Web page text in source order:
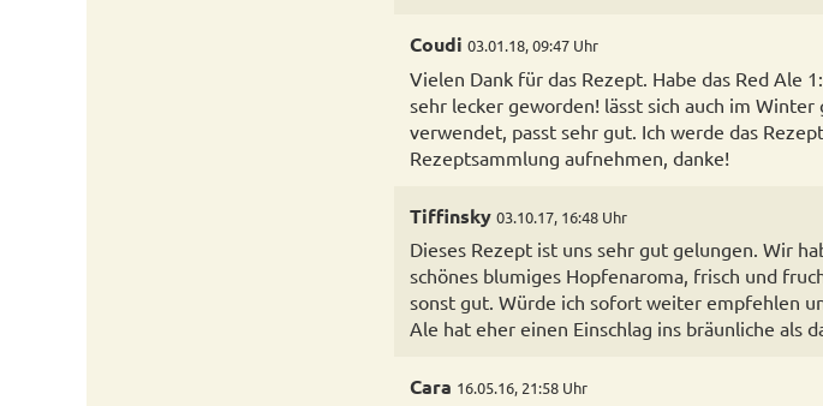
Coudi 03.01.18, 09:47 Uhr
Vielen Dank für das Rezept. Habe das Red Ale
sehr lecker geworden! lässt sich auch im
verwendet, passt sehr gut. Ich werde das
Rezeptsammlung aufnehmen, danke!
Tiffinsky 03.10.17, 16:48 Uhr
Dieses Rezept ist uns sehr gut gelungen. Wir
schönes blumiges Hopfenaroma, frisch und
sonst gut. Würde ich sofort weiter empfehlen
Ale hat eher einen Einschlag ins bräunliche als
Cara 16.05.16, 21:58 Uhr